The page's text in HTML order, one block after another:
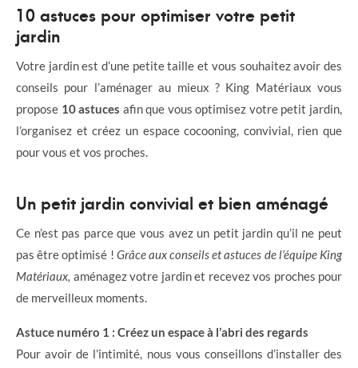
10 astuces pour optimiser votre petit
jardin
Votre jardin est d’une petite taille et vous souhaitez avoir des
conseils pour l’aménager au mieux ? King Matériaux vous
propose 10 astuces afin que vous optimisez votre petit jardin,
l’organisez et créez un espace cocooning, convivial, rien que
pour vous et vos proches.
Un petit jardin convivial et bien aménagé
Ce n’est pas parce que vous avez un petit jardin qu’il ne peut
pas être optimisé ! Grâce aux conseils et astuces de l’équipe King
Matériaux, aménagez votre jardin et recevez vos proches pour
de merveilleux moments.
Astuce numéro 1 : Créez un espace à l’abri des regards
Pour avoir de l’intimité, nous vous conseillons d’installer des